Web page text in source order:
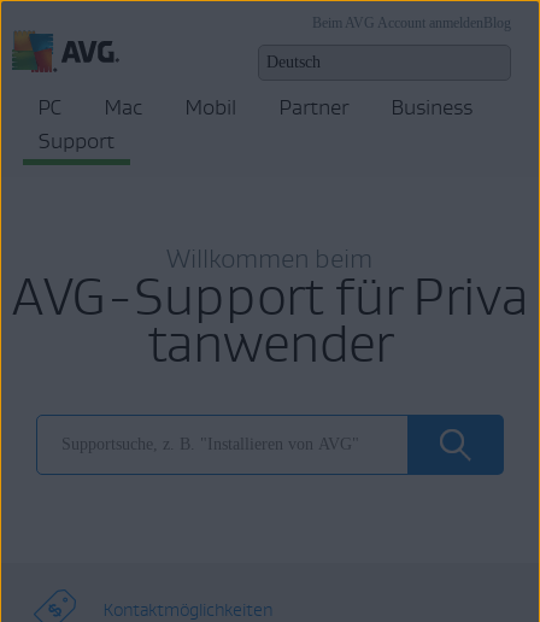
Blog
Beim AVG Account anmelden
PC Mac Mobil Partner
Business
Support
Willkommen beim
AVG-Support für Priva
tanwender
Kontaktmöglichkeiten